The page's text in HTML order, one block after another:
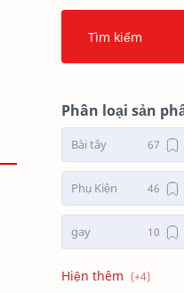
Phân loại sản
Bài tây
Phụ Kiện
gay
lua